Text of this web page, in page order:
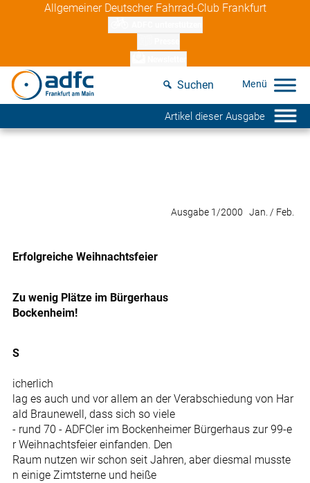
Allgemeiner Deutscher Fahrrad-Club Frankfurt
Suchen
Artikel dieser Ausgabe
Ausgabe 1/2000 Jan. / Feb.
Erfolgreiche Weihnachtsfeier
Zu wenig Plätze im Bürgerhaus
Bockenheim!
S
icherlich
lag es auch und vor allem an der Verabschiedung von Har
ald Braunewell, dass sich so viele
- rund 70 - ADFCler im Bockenheimer Bürgerhaus zur 99-e
r Weihnachtsfeier einfanden. Den
Raum nutzen wir schon seit Jahren, aber diesmal musste
n einige Zimtsterne und heiße